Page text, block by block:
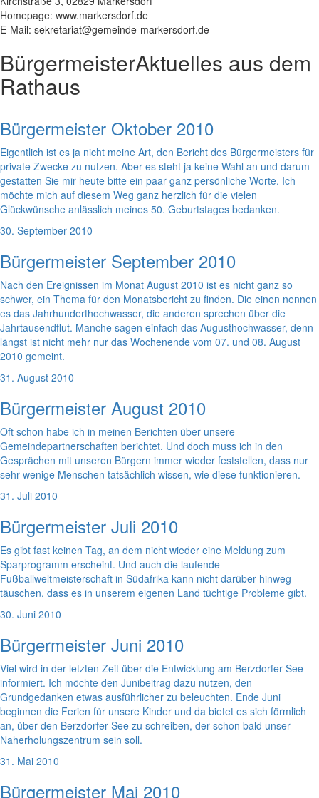
Homepage: www.markersdorf.de
E-Mail: sekretariat@gemeinde-markersdorf.de
BürgermeisterAktuelles aus dem
Rathaus
Bürgermeister Oktober 2010
Eigentlich ist es ja nicht meine Art, den Bericht des Bürgermeisters für
private Zwecke zu nutzen. Aber es steht ja keine Wahl an und darum
gestatten Sie mir heute bitte ein paar ganz persönliche Worte. Ich
möchte mich auf diesem Weg ganz herzlich für die vielen
Glückwünsche anlässlich meines 50. Geburtstages bedanken.
30. September 2010
Bürgermeister September 2010
Nach den Ereignissen im Monat August 2010 ist es nicht ganz so
schwer, ein Thema für den Monatsbericht zu finden. Die einen nennen
es das Jahrhunderthochwasser, die anderen sprechen über die
Jahrtausendflut. Manche sagen einfach das Augusthochwasser, denn
längst ist nicht mehr nur das Wochenende vom 07. und 08. August
2010 gemeint.
31. August 2010
Bürgermeister August 2010
Oft schon habe ich in meinen Berichten über unsere
Gemeindepartnerschaften berichtet. Und doch muss ich in den
Gesprächen mit unseren Bürgern immer wieder feststellen, dass nur
sehr wenige Menschen tatsächlich wissen, wie diese funktionieren.
31. Juli 2010
Bürgermeister Juli 2010
Es gibt fast keinen Tag, an dem nicht wieder eine Meldung zum
Sparprogramm erscheint. Und auch die laufende
Fußballweltmeisterschaft in Südafrika kann nicht darüber hinweg
täuschen, dass es in unserem eigenen Land tüchtige Probleme gibt.
30. Juni 2010
Bürgermeister Juni 2010
Viel wird in der letzten Zeit über die Entwicklung am Berzdorfer See
informiert. Ich möchte den Junibeitrag dazu nutzen, den
Grundgedanken etwas ausführlicher zu beleuchten. Ende Juni
beginnen die Ferien für unsere Kinder und da bietet es sich förmlich
an, über den Berzdorfer See zu schreiben, der schon bald unser
Naherholungszentrum sein soll.
31. Mai 2010
Bürgermeister Mai 2010